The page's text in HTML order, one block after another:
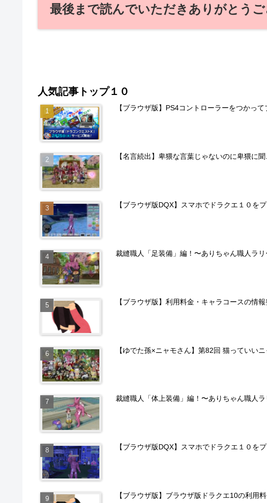
最後まで読んでいただきありがとうご
人気記事トップ１０
【ブラウザ版】PS4コントローラーをつかっ
【名言続出】卑猥な言葉じゃないのに卑猥に
【ブラウザ版DQX】スマホでドラクエ１０を
裁縫職人「足装備」編！〜ありちゃん職人ラリ
【ブラウザ版】利用料金・キャラコースの情報
【ゆでた孫×ニャモさん】第82回 猫っていい
裁縫職人「体上装備」編！〜ありちゃん職人ラ
【ブラウザ版DQX】スマホでドラクエ１０を
【ブラウザ版】ブラウザ版ドラクエ10の利用